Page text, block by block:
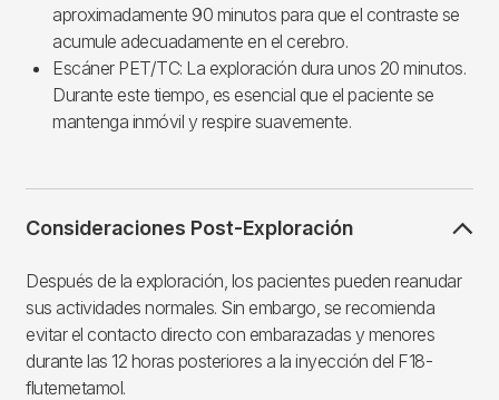
aproximadamente 90 minutos para que el contraste se
acumule adecuadamente en el cerebro.
Escáner PET/TC: La exploración dura unos 20 minutos.
Durante este tiempo, es esencial que el paciente se
mantenga inmóvil y respire suavemente.
Consideraciones Post-Exploración
Después de la exploración, los pacientes pueden reanudar
sus actividades normales. Sin embargo, se recomienda
evitar el contacto directo con embarazadas y menores
durante las 12 horas posteriores a la inyección del F18-
flutemetamol.